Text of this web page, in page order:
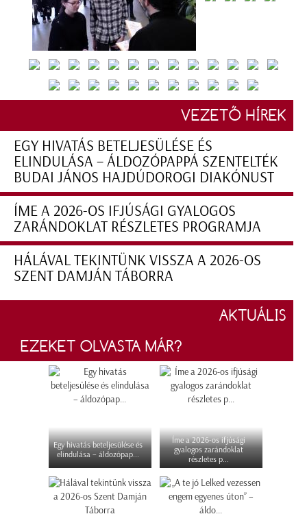
VEZETŐ HÍREK
EGY HIVATÁS BETELJESÜLÉSE ÉS
ELINDULÁSA – ÁLDOZÓPAPPÁ SZENTELTÉK
BUDAI JÁNOS HAJDÚDOROGI DIAKÓNUST
ÍME A 2026-OS IFJÚSÁGI GYALOGOS
ZARÁNDOKLAT RÉSZLETES PROGRAMJA
HÁLÁVAL TEKINTÜNK VISSZA A 2026-OS
SZENT DAMJÁN TÁBORRA
AKTUÁLIS
EZEKET OLVASTA MÁR?
Egy hivatás beteljesülése és
elindulása – áldozópap...
Íme a 2026-os ifjúsági
gyalogos zarándoklat
részletes p...